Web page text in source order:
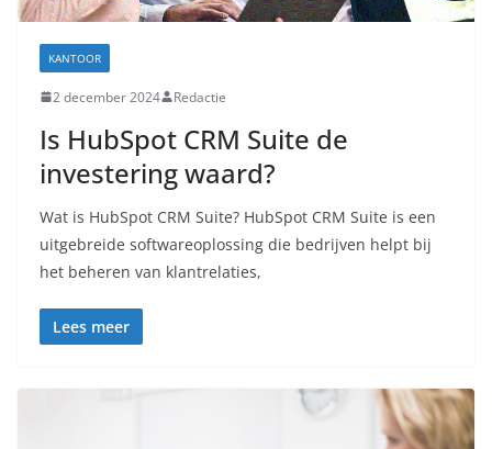
KANTOOR
2 december 2024 Redactie
Is HubSpot CRM Suite de
investering waard?
Wat is HubSpot CRM Suite? HubSpot CRM Suite is een
uitgebreide softwareoplossing die bedrijven helpt bij
het beheren van klantrelaties,
Lees meer